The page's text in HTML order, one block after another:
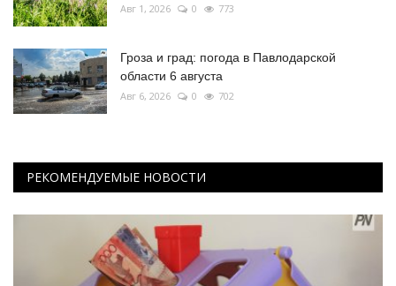
Авг 1, 2026 0 773
Гроза и град: погода в Павлодарской
области 6 августа
Авг 6, 2026 0 702
РЕКОМЕНДУЕМЫЕ НОВОСТИ